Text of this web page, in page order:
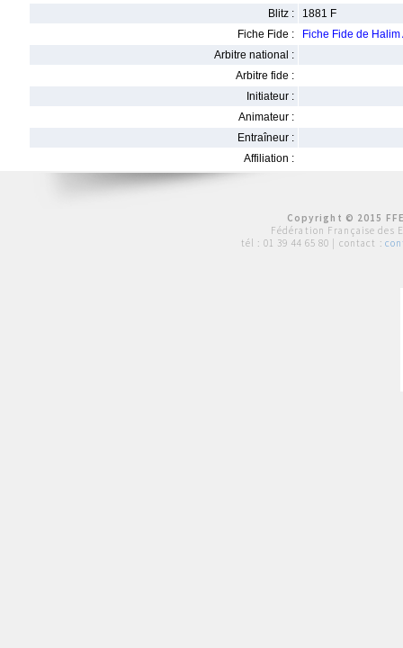
Blitz :
1881 F
Fiche Fide :
Fiche Fide de Halim
Arbitre national :
Arbitre fide :
Initiateur :
Animateur :
Entraîneur :
Affiliation :
Copyright © 2015
Fédération Française des
tél : 01 39 44 65 80 | contact :